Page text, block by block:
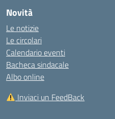
Novità
Le notizie
Le circolari
Calendario eventi
Bacheca sindacale
Albo online
Inviaci un FeedBack